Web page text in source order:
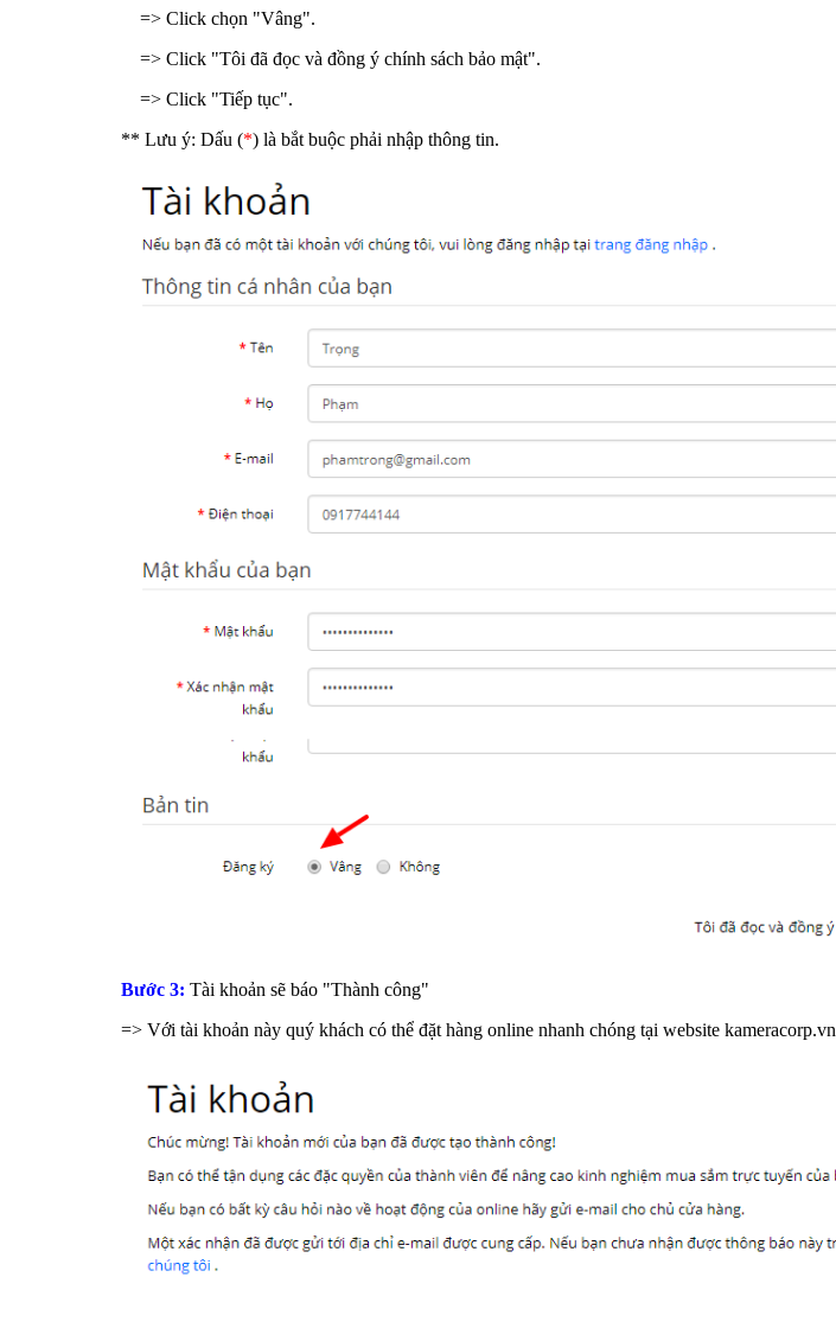
=> Click chọn "Vâng".
=> Click "Tôi đã đọc và đồng ý chính sách bảo mật".
=> Click "Tiếp tục".
** Lưu ý: Dấu (*) là bắt buộc phải nhập thông tin.
Bước 3: Tài khoản sẽ báo "Thành công"
=> Với tài khoản này quý khách có thể đặt hàng online nhanh chóng tại website kameracorp.vn